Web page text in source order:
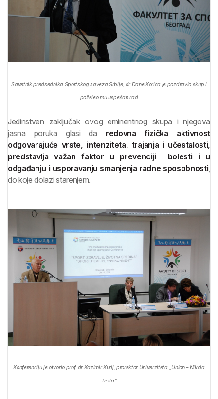
Savetnik predsednika Sportskog saveza Srbije, dr Dane Korica je pozdravio skup i
poželeo mu uspešan rad
Jedinstven zaključak ovog eminentnog skupa i njegova
jasna poruka glasi da redovna fizička aktivnost
odgovarajuće vrste, intenziteta, trajanja i učestalosti,
predstavlja važan faktor u prevenciji bolesti i u
odgađanju i usporavanju smanjenja radne sposobnosti,
do koje dolazi starenjem.
Konferenciju je otvorio prof. dr Kazimir Kurij, prorektor Univerziteta „Union – Nikola
Tesla“